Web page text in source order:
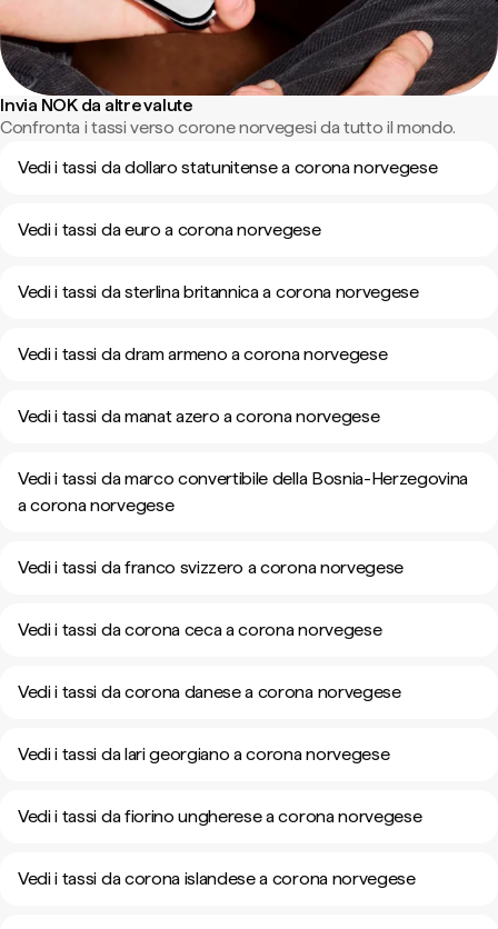
Invia NOK da altre valute
Confronta i tassi verso corone norvegesi da tutto il mondo.
Vedi i tassi da dollaro statunitense a corona norvegese
Vedi i tassi da euro a corona norvegese
Vedi i tassi da sterlina britannica a corona norvegese
Vedi i tassi da dram armeno a corona norvegese
Vedi i tassi da manat azero a corona norvegese
Vedi i tassi da marco convertibile della Bosnia-Herzegovina
a corona norvegese
Vedi i tassi da franco svizzero a corona norvegese
Vedi i tassi da corona ceca a corona norvegese
Vedi i tassi da corona danese a corona norvegese
Vedi i tassi da lari georgiano a corona norvegese
Vedi i tassi da fiorino ungherese a corona norvegese
Vedi i tassi da corona islandese a corona norvegese